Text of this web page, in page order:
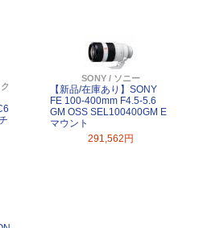
SONY / ソニー
【新品/在庫あり】SONY
FE 100-400mm F4.5-5.6
GM OSS SEL100400GM E
マウント
291,562円